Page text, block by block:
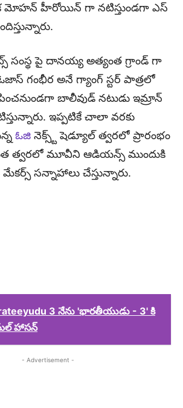
మోహన్ హీరోయిన్ గా నటిస్తుండగా ఎస్
సంస్థ పై దానయ్య అత్యంత గ్రాండ్ గా
ఓజాస్ గంభీర అనే గ్యాంగ్ స్టర్ పాత్రలో
బాలీవుడ్ నటుడు ఇమ్రాన్
ఇప్పటికే చాలా వరకు
ఓజి నెక్స్ట్ షెడ్యూల్ త్వరలో ప్రారంభం
త్వరలో మూవీని ఆడియన్స్ ముందుకి
మేకర్స్ సన్నాహాలు చేస్తున్నారు.
3 నేను 'భారతీయుడు - 3' కి
హాసన్
- Advertisement -